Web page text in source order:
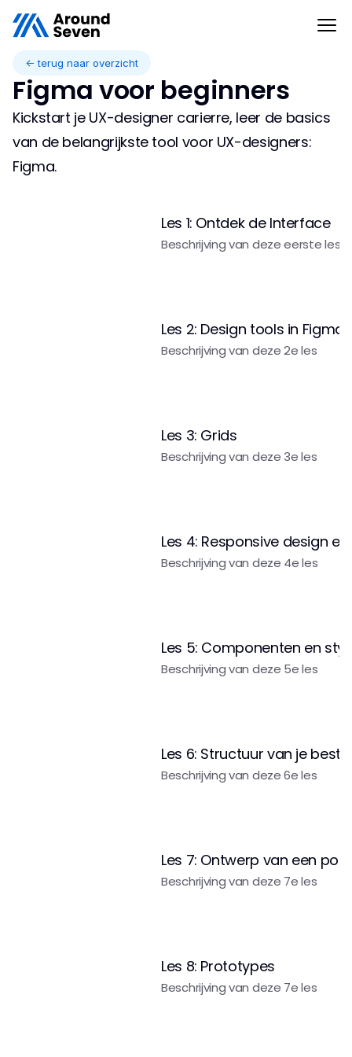
<- terug naar overzicht
Figma voor beginners
Kickstart je UX-designer carierre, leer de basics
van de belangrijkste tool voor UX-designers:
Figma.
Les 1: Ontdek de Interface
Beschrijving van deze eerste les
Les 2: Design tools in Figma
Beschrijving van deze 2e les
Les 3: Grids
Beschrijving van deze 3e les
Les 4: Responsive design
Beschrijving van deze 4e les
Les 5: Componenten en
Beschrijving van deze 5e les
Les 6: Structuur van je
Beschrijving van deze 6e les
Les 7: Ontwerp van een
Beschrijving van deze 7e les
Les 8: Prototypes
Beschrijving van deze 7e les